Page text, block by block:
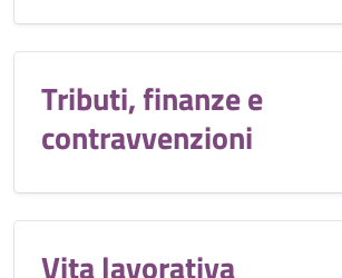
Tributi, finanze e
contravvenzioni
Vita lavorativa